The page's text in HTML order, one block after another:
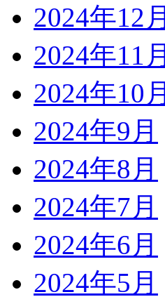
2024年12月
2024年11月
2024年10月
2024年9月
2024年8月
2024年7月
2024年6月
2024年5月